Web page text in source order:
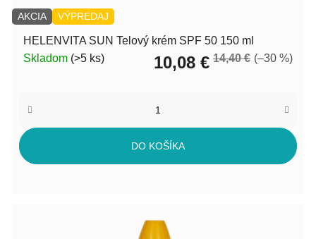
AKCIA VÝPREDAJ
HELENVITA SUN Telový krém SPF 50 150 ml
Skladom (>5 ks) 10,08 € 14,40 € (–30 %)
DO KOŠÍKA